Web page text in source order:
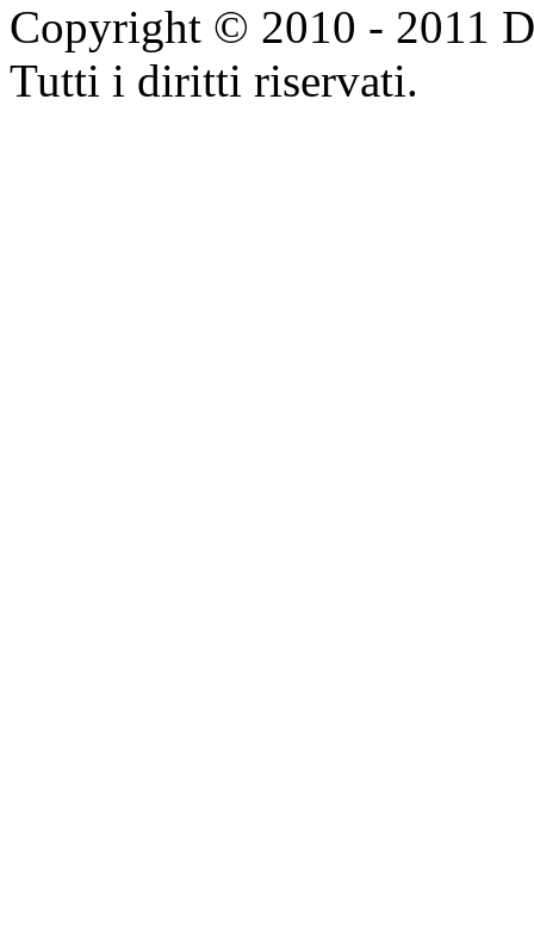
Copyright © 2010 - 2011
Tutti i diritti riservati.